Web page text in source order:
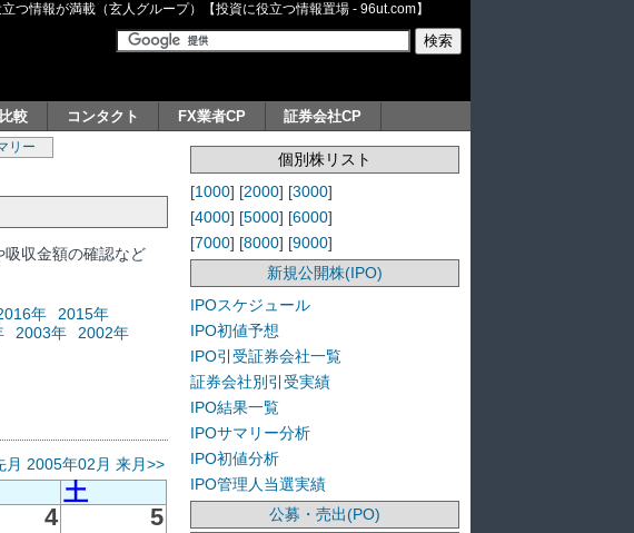
つ情報が満載（玄人グループ）【投資に役立つ情報置場 - 96ut.com】
較 コンタクト FX業者CP 証券会社CP
リー
吸収金額の確認など
年
2015年
2003年
2002年
月 2005年02月 来月>>
土
4
5
個別株リスト
[1000] [2000] [3000]
[4000] [5000] [6000]
[7000] [8000] [9000]
新規公開株(IPO)
IPOスケジュール
IPO初値予想
IPO引受証券会社一覧
証券会社別引受実績
IPO結果一覧
IPOサマリー分析
IPO初値分析
IPO管理人当選実績
公募・売出(PO)